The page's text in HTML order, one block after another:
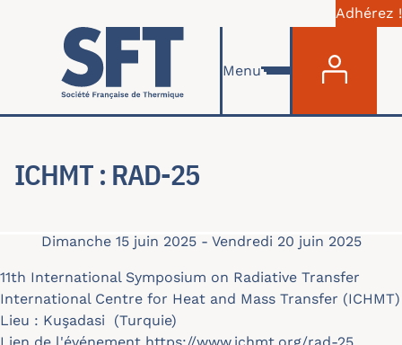
Aller au contenu principal
Adhérez !
Menu
ICHMT : RAD-25
Dimanche 15 juin 2025- Vendredi 20 juin 2025
11th International Symposium on Radiative Transfer
International Centre for Heat and Mass Transfer (ICHMT)
Lieu : Kuşadasi (Turquie)